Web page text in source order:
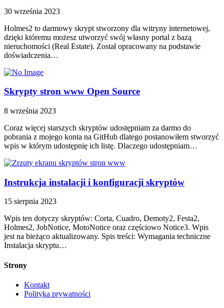
30 września 2023
Holmes2 to darmowy skrypt stworzony dla witryny internetowej,
dzięki któremu możesz utworzyć swój własny portal z bazą
nieruchomości (Real Estate). Został opracowany na podstawie
doświadczenia…
Skrypty stron www Open Source
8 września 2023
Coraz więcej starszych skryptów udostępniam za darmo do
pobrania z mojego konta na GitHub dlatego postanowiłem stworzyć
wpis w którym udostępnię ich listę. Dlaczego udostępniam…
Instrukcja instalacji i konfiguracji skryptów
15 sierpnia 2023
Wpis ten dotyczy skryptów: Corta, Cuadro, Demoty2, Festa2,
Holmes2, JobNotice, MotoNotice oraz częściowo Notice3. Wpis
jest na bieżąco aktualizowany. Spis treści: Wymagania techniczne
Instalacja skryptu…
Strony
Kontakt
Polityka prywatności